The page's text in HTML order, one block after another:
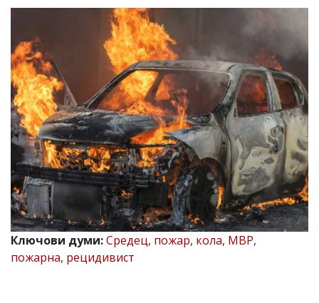
РАЗСЛЕДВАНЕ
ЮГ
Управители:
Веселин
Василев,
email:
v.vasilev@flagman.bg
Катя
Касабова,
еmail:k.kassabova@flagman.bg
Главен
редактор:
Иван
Колев,
email:
Ключови думи:Средец, пожар, кола, МВР,
пожарна, рецидивист